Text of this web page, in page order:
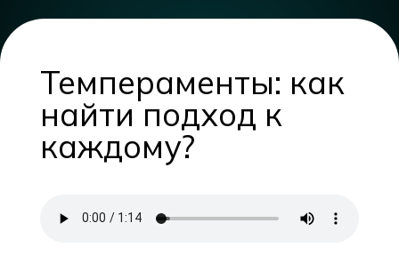
Темпераменты: как
найти подход к
каждому?